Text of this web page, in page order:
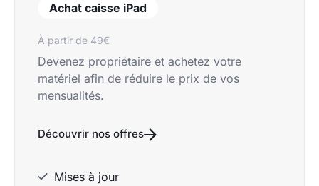
Achat caisse iPad
À partir de 49€
Devenez propriétaire et achetez votre
matériel afin de réduire le prix de vos
mensualités.
Découvrir nos offres
Mises à jour